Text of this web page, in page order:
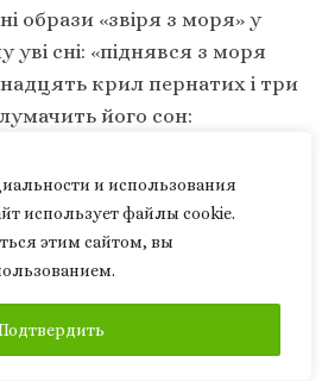
и использования
использует файлы cookie.
этим сайтом, вы
образи «звіря з моря» у
уві сні: «піднявся з моря
крил пернатих і три
його сон:
це означає, що в
Всевишній створить три
їм багато інших, і вони
землею і жителями її з
всі попередні; тому вони і
бо вони і довершать